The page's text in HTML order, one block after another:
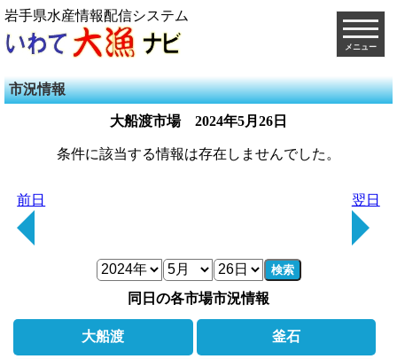
岩手県水産情報配信システム
メニュー
市況情報
大船渡市場 2024年5月26日
条件に該当する情報は存在しませんでした。
前日 翌日
検索
同日の各市場市況情報
大船渡 釜石